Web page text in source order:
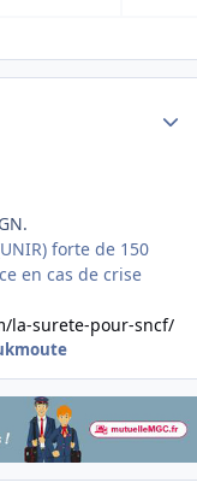
overview
forte de 150
en cas de crise
la-surete-pour-sncf/